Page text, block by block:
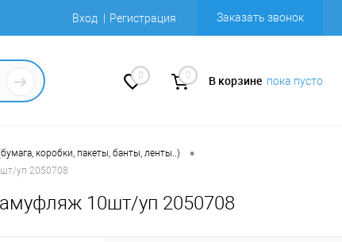
Вход Регистрация Заказать звонок
0 0 В корзине пока пусто
коробки, пакеты, банты, ленты..) •
уп 2050708
10шт/уп 2050708